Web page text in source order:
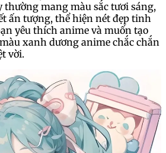
mang màu sắc tươi sáng,
ấn tượng, thể hiện nét đẹp tinh
yêu thích anime và muốn tạo
xanh dương anime chắc chắn
vời.